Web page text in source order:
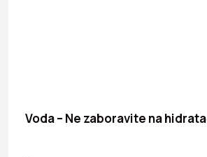
Voda – Ne zaboravite na